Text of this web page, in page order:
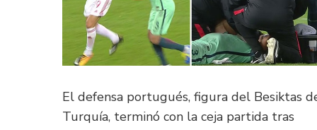
El defensa portugués, figura del Besiktas
Turquía, terminó con la ceja partida tras